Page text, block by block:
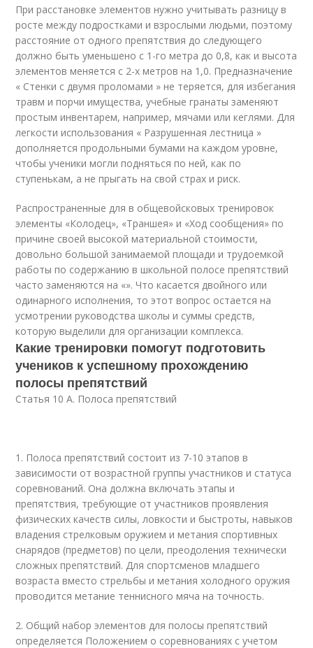
При расстановке элементов нужно учитывать разницу в
росте между подростками и взрослыми людьми, поэтому
расстояние от одного препятствия до следующего
должно быть уменьшено с 1-го метра до 0,8, как и высота
элементов меняется с 2-х метров на 1,0. Предназначение
« Стенки с двумя проломами » не теряется, для избегания
травм и порчи имущества, учебные гранаты заменяют
простым инвентарем, например, мячами или кеглями. Для
легкости использования « Разрушенная лестница »
дополняется продольными бумами на каждом уровне,
чтобы ученики могли подняться по ней, как по
ступенькам, а не прыгать на свой страх и риск.
Распространенные для в общевойсковых тренировок
элементы «Колодец», «Траншея» и «Ход сообщения» по
причине своей высокой материальной стоимости,
довольно большой занимаемой площади и трудоемкой
работы по содержанию в школьной полосе препятствий
часто заменяются на «». Что касается двойного или
одинарного исполнения, то этот вопрос остается на
усмотрении руководства школы и суммы средств,
которую выделили для организации комплекса.
Какие тренировки помогут подготовить
учеников к успешному прохождению
полосы препятствий
Статья 10 А. Полоса препятствий
1. Полоса препятствий состоит из 7-10 этапов в
зависимости от возрастной группы участников и статуса
соревнований. Она должна включать этапы и
препятствия, требующие от участников проявления
физических качеств силы, ловкости и быстроты, навыков
владения стрелковым оружием и метания спортивных
снарядов (предметов) по цели, преодоления технически
сложных препятствий. Для спортсменов младшего
возраста вместо стрельбы и метания холодного оружия
проводится метание теннисного мяча на точность.
2. Общий набор элементов для полосы препятствий
определяется Положением о соревнованиях с учетом